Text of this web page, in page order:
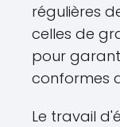
régulières
celles de
pour
conformes
Le travail